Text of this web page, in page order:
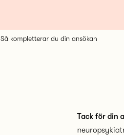
Så kompletterar du din ansökan
Tack för din